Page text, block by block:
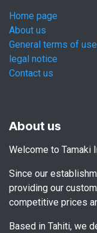
Home page
About us
General terms of use
legal notice
Contact us
About us
Welcome to Tamaki
Since our
providing our
competitive prices
Based in Tahiti, we